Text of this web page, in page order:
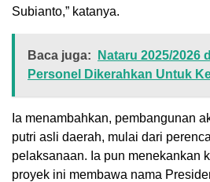
Subianto,” katanya.
Baca juga:
Nataru 2025/2026
Personel Dikerahkan Untuk
Ia menambahkan, pembangunan
putri asli daerah, mulai dari
pelaksanaan. Ia pun menekankan
proyek ini membawa nama